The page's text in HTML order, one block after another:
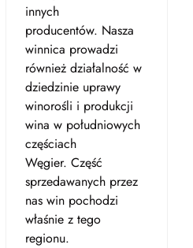
innych
producentów. Nasza
winnica prowadzi
również działalność w
dziedzinie uprawy
winorośli i produkcji
wina w południowych
częściach
Węgier. Część
sprzedawanych przez
nas win pochodzi
właśnie z tego
regionu.